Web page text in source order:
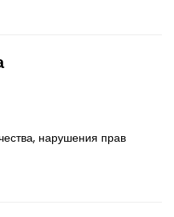
нарушения прав